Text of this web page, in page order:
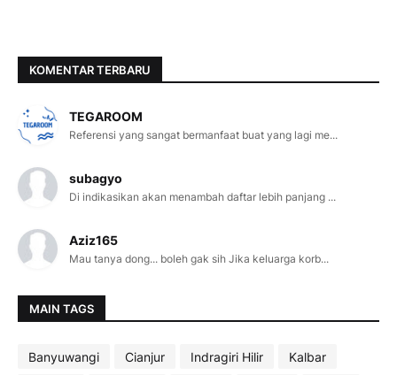
KOMENTAR TERBARU
TEGAROOM
Referensi yang sangat bermanfaat buat yang lagi me...
subagyo
Di indikasikan akan menambah daftar lebih panjang ...
Aziz165
Mau tanya dong... boleh gak sih Jika keluarga korb...
MAIN TAGS
Banyuwangi Cianjur Indragiri Hilir
Kalbar